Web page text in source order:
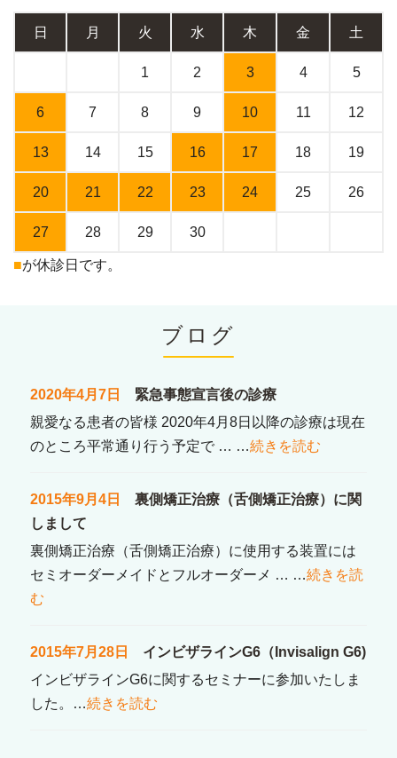
日 月 火 水 木 金 土
1 2 3 4 5
6 7 8 9 10 11 12
13 14 15 16 17 18 19
20 21 22 23 24 25 26
27 28 29 30
■が休診日です。
ブログ
2020年4月7日 緊急事態宣言後の診療
親愛なる患者の皆様 2020年4月8日以降の診療は現在
のところ平常通り行う予定で … …続きを読む
2015年9月4日 裏側矯正治療（舌側矯正治療）に関
しまして
裏側矯正治療（舌側矯正治療）に使用する装置には
セミオーダーメイドとフルオーダーメ … …続きを読
む
2015年7月28日 インビザラインG6（Invisalign G6)
インビザラインG6に関するセミナーに参加いたしま
した。…続きを読む